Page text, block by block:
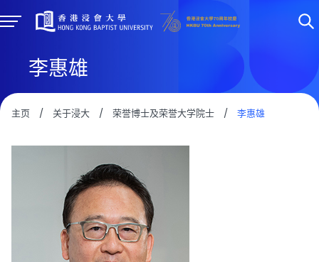
李惠雄
主页 / 关于浸大 / 荣誉博士及荣誉大学院士 / 李惠雄